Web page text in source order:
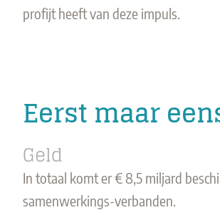
profijt heeft van deze impuls.
Eerst maar
Geld
In totaal komt er € 8,5 miljard
samenwerkings-verbanden.